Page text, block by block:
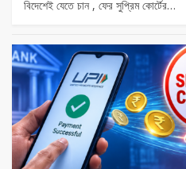
বিদেশেই যেতে চান , ফের সুপ্রিম কোর্টের…